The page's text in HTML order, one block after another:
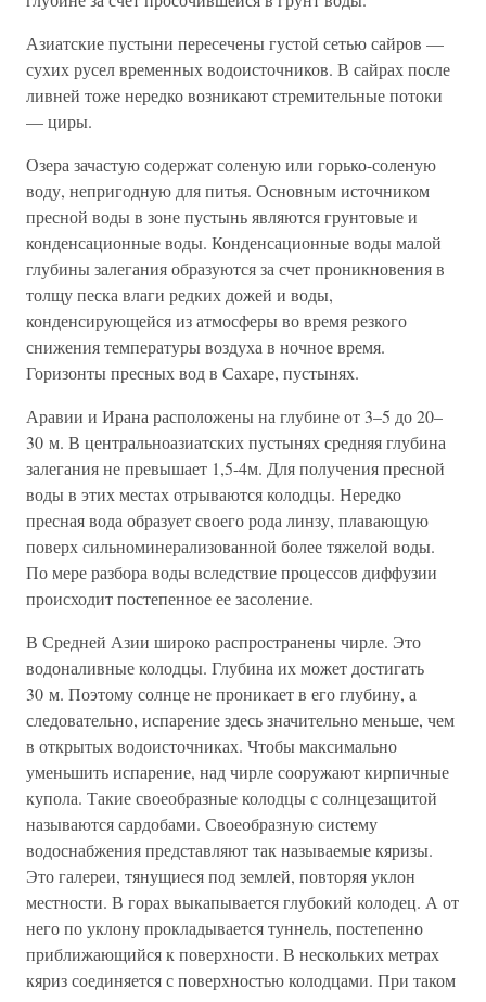
Азиатские пустыни пересечены густой сетью сайров —
сухих русел временных водоисточников. В сайрах после
ливней тоже нередко возникают стремительные потоки
— циры.
Озера зачастую содержат соленую или горько-соленую
воду, непригодную для питья. Основным источником
пресной воды в зоне пустынь являются грунтовые и
конденсационные воды. Конденсационные воды малой
глубины залегания образуются за счет проникновения в
толщу песка влаги редких дожей и воды,
конденсирующейся из атмосферы во время резкого
снижения температуры воздуха в ночное время.
Горизонты пресных вод в Сахаре, пустынях.
Аравии и Ирана расположены на глубине от 3–5 до 20–
30 м. В центральноазиатских пустынях средняя глубина
залегания не превышает 1,5-4м. Для получения пресной
воды в этих местах отрываются колодцы. Нередко
пресная вода образует своего рода линзу, плавающую
поверх сильноминерализованной более тяжелой воды.
По мере разбора воды вследствие процессов диффузии
происходит постепенное ее засоление.
В Средней Азии широко распространены чирле. Это
водоналивные колодцы. Глубина их может достигать
30 м. Поэтому солнце не проникает в его глубину, а
следовательно, испарение здесь значительно меньше, чем
в открытых водоисточниках. Чтобы максимально
уменьшить испарение, над чирле сооружают кирпичные
купола. Такие своеобразные колодцы с солнцезащитой
называются сардобами. Своеобразную систему
водоснабжения представляют так называемые кяризы.
Это галереи, тянущиеся под землей, повторяя уклон
местности. В горах выкапывается глубокий колодец. А от
него по уклону прокладывается туннель, постепенно
приближающийся к поверхности. В нескольких метрах
кяриз соединяется с поверхностью колодцами. При таком